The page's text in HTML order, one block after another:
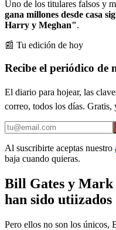
Uno de los titulares falsos y
gana millones desde casa
Harry y Meghan".
📰 Tu edición de hoy
Recibe el periódico de
El diario para hojear, las
correo, todos los días. Gratis,
Al suscribirte aceptas nuestro
baja cuando quieras.
Bill Gates y
han sido utiizados
Pero ellos no son los únicos,